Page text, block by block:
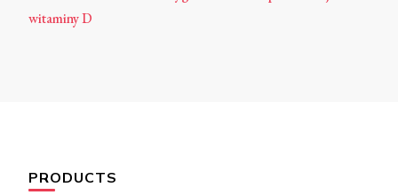
witaminy D
PRODUCTS